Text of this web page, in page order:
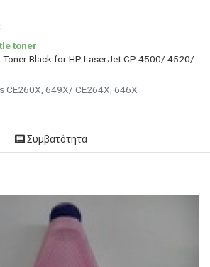
toner
Black for HP LaserJet CP 4500/ 4520/
CE260X, 649X/ CE264X, 646X
Συμβατότητα